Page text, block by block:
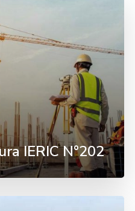
IERIC N°202